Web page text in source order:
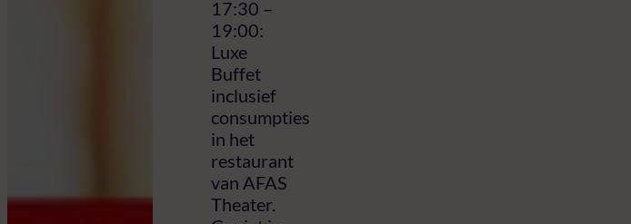
17:30 –
19:00:
Luxe
Buffet
inclusief
consumpties
in het
restaurant
van AFAS
Theater.